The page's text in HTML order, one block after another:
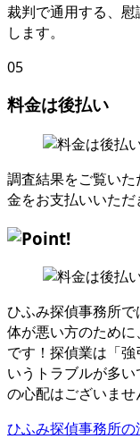
裁判で通用する、 慰
します。
05
料金は後払い
調査結果をご覧いた
金をお支払いいただ
ひふみ探偵事務所
体が悪い方のために、
です！探偵業は「
いうトラブルが多い
の心配はございませ
ひふみ探偵事務所の